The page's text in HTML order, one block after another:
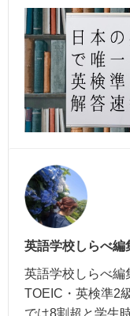
英語学校しらべ編
英語学校しらべ編
TOEIC・英検準2
では8割超と学生